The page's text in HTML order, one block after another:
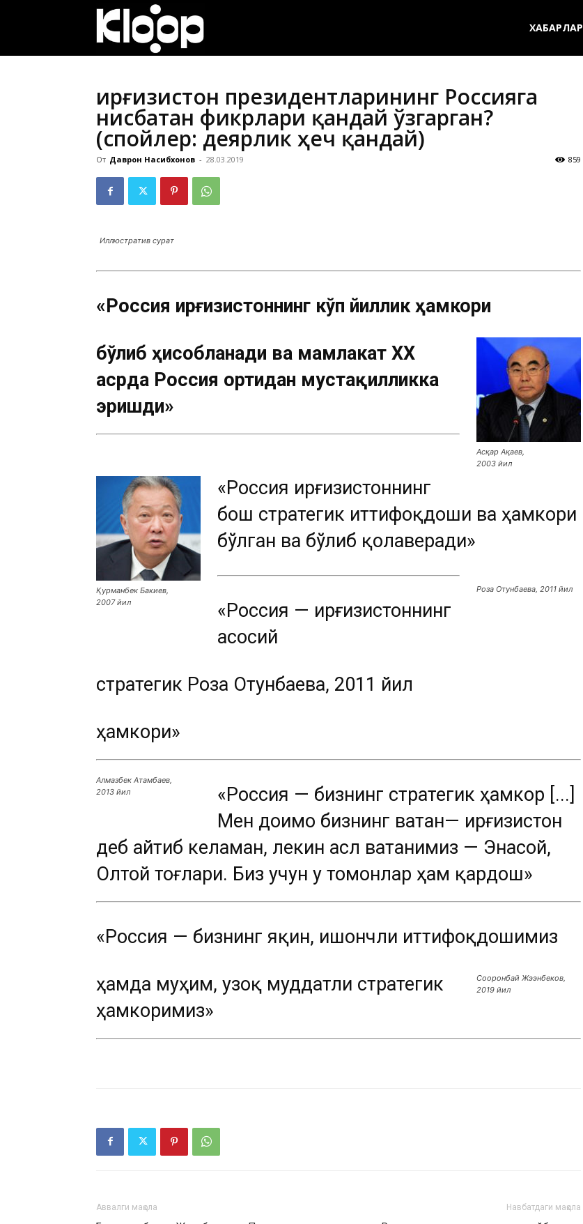
ХАБАРЛАР
Қирғизистон президентларининг Россияга
нисбатан фикрлари қандай ўзгарган?
(спойлер: деярлик ҳеч қандай)
От Даврон Насибхонов - 28.03.2019 859
Иллюстратив сурат
«Россия Қирғизистоннинг кўп йиллик ҳамкори
Асқар Ақаев,
2003 йил
бўлиб ҳисобланади ва мамлакат ХХ
асрда Россия ортидан мустақилликка
эришди»
Қурманбек Бакиев,
2007 йил
«Россия Қирғизистоннинг
бош стратегик иттифоқдоши ва ҳамкори
бўлган ва бўлиб қолаверади»
Роза Отунбаева, 2011 йил
«Россия — Қирғизистоннинг
асосий
стратегик Роза Отунбаева, 2011 йил
ҳамкори»
Алмазбек Атамбаев,
2013 йил
«Россия — бизнинг стратегик ҳамкор [...]
Мен доимо бизнинг ватан— Қирғизистон
деб айтиб келаман, лекин асл ватанимиз — Энасой,
Олтой тоғлари. Биз учун у томонлар ҳам қардош»
«Россия — бизнинг яқин, ишончли иттифоқдошимиз
Сооронбай Жээнбеков,
2019 йил
ҳамда муҳим, узоқ муддатли стратегик
ҳамкоримиз»
Аввалги мақола Навбатдаги мақола